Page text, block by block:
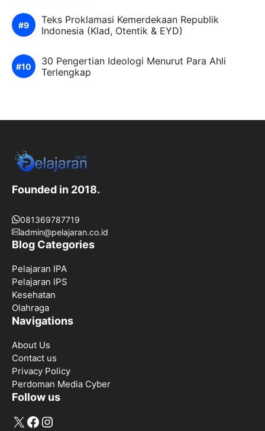
Teks Proklamasi Kemerdekaan Republik
Indonesia (Klad, Otentik & EYD)
30 Pengertian Ideologi Menurut Para Ahli
Terlengkap
Founded in 2018.
081369787719
admin@pelajaran.co.id
Blog Categories
Pelajaran IPA
Pelajaran IPS
Kesehatan
Olahraga
Navigations
About Us
Contact us
Privacy Policy
Perdoman Media Cyber
Follow us
X Facebook
Instagram